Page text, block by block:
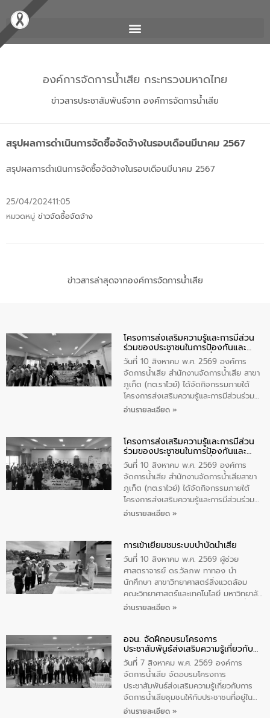
องค์การจัดการน้ำเสีย กระทรวงมหาดไทย
ข่าวสารประชาสัมพันธ์จาก องค์การจัดการน้ำเสีย
สรุปผลการดำเนินการจัดซื้อจัดจ้างในรอบเดือนมีนาคม 2567
สรุปผลการดำเนินการจัดซื้อจัดจ้างในรอบเดือนมีนาคม 2567
25/04/202411:05
หมวดหมู่ ข่าวจัดซื้อจัดจ้าง
ข่าวสารล่าสุดจากองค์การจัดการน้ำเสีย
โครงการส่งเสริมความรู้และการมีส่วน
ร่วมของประชาชนในการป้องกันและ
แก้ไขปัญหาน้ำเสียอย่างยั่งยืน
วันที่ 10 สิงหาคม พ.ศ. 2569 องค์การ
จัดการน้ำเสีย สำนักงานจัดการน้ำเสีย สาขา
ภูเก็ต (ทต.ราไวย์) ได้จัดกิจกรรมภายใต้
โครงการส่งเสริมความรู้และการมีส่วนร่วม
ของประชาชนในการป้องกันและแก้ไขปัญหา
ความรู้แก่อาสาสมัครท้องถิ่นรักษ์โลก อาสา
สมัครสาธารณสุขประจำหมู่บ้าน และ
ประชาชนผู้ที่สนใจเข้าร่วม จำนวน 80 คน
เพื่อส่งเสริมความรู้ด้านการจัดการน้ำเสีย
การบำบัดน้ำเสียเบื้องต้นในครัวเรือน และ
สร้างจิตสำนึกในการอนุรักษ์สิ่งแวดล้อม ใน
การนี้ นายเทมส์ ไกรทัศน์ นายกเทศมนตรี
อ่านรายละเอียด »
โครงการส่งเสริมความรู้และการมีส่วน
ร่วมของประชาชนในการป้องกันและ
แก้ไขปัญหาน้ำเสียอย่างยั่งยืน
วันที่ 10 สิงหาคม พ.ศ. 2569 องค์การ
จัดการน้ำเสีย สำนักงานจัดการน้ำเสียสาขา
ภูเก็ต (ทต.ราไวย์) ได้จัดกิจกรรมภายใต้
โครงการส่งเสริมความรู้และการมีส่วนร่วม
ของประชาชนในการป้องกันและแก้ไขปัญหา
ความรู้แก่นักเรียนชั้นมัธยมปีที่ 1 โรงเรียน
วัดสว่างอารมณ์ ในเขตเทศบาลตำบลราไวย์
เพื่อส่งเสริมความรู้ด้านการจัดการน้ำเสีย
การบำบัดน้ำเสียเบื้องต้นในครัวเรือน และ
สร้างจิตสำนึกในการอนุรักษ์สิ่งแวดล้อม ใน
การนี้ นายเทมส์ ไกรทัศน์ นายกเทศมนตรี
อ่านรายละเอียด »
การเข้าเยี่ยมชมระบบบำบัดน้ำเสีย
วันที่ 10 สิงหาคม พ.ศ. 2569 ผู้ช่วย
ศาสตราจารย์ ดร.วัลภพ ทาทอง นำ
นักศึกษา สาขาวิทยาศาสตร์สิ่งแวดล้อม
คณะวิทยาศาสตร์และเทคโนโลยี มหาวิทยาลัย
ราชภัฏเลย เข้าศึกษาดูงานระบบบำบัดน้ำเสีย
วิศวกร ให้การต้อนรับ และบรรยายให้ความ
รู้
อ่านรายละเอียด »
อจน. จัดฝึกอบรมโครงการ
ประชาสัมพันธ์ส่งเสริมความรู้เกี่ยวกับ
การจัดการน้ำเสีย
วันที่ 7 สิงหาคม พ.ศ. 2569 องค์การ
จัดการน้ำเสีย จัดอบรมโครงการ
ประชาสัมพันธ์ส่งเสริมความรู้เกี่ยวกับการ
จัดการน้ำเสียชุมชนให้กับประชาชนที่อยู่ใน
เขตพื้นที่เทศบาลเมืองอุทัยธานี จำนวน 100
อ่านรายละเอียด »